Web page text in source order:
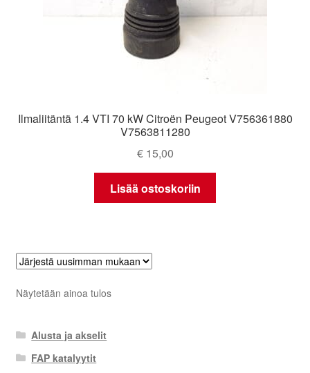
Ilmaliitäntä 1.4 VTI 70 kW Citroën Peugeot V756361880
V7563811280
€15,00
Lisää ostoskoriin
Näytetään ainoa tulos
Alusta ja akselit
FAP katalyytit